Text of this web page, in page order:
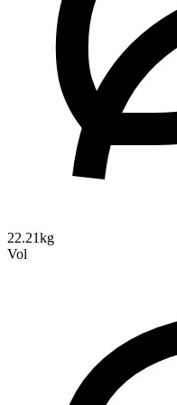
22.21kg
Vol